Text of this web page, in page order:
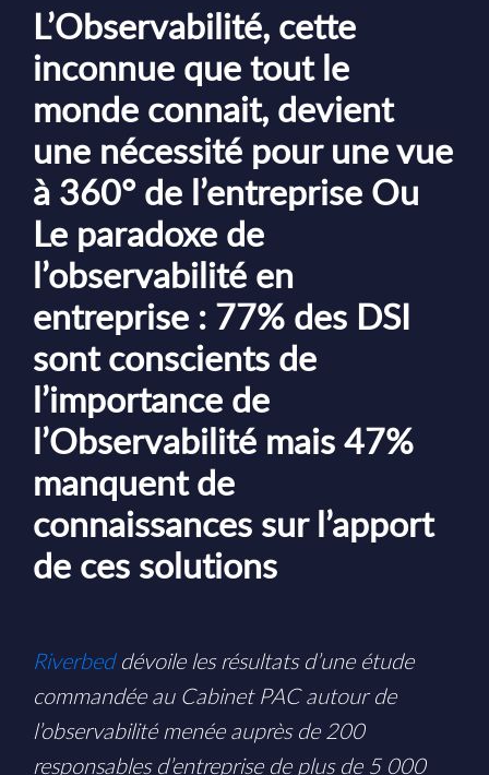
L’Observabilité, cette
inconnue que tout le
monde connait, devient
une nécessité pour une vue
à 360° de l’entreprise Ou
Le paradoxe de
l’observabilité en
entreprise : 77% des DSI
sont conscients de
l’importance de
l’Observabilité mais 47%
manquent de
connaissances sur l’apport
de ces solutions
Riverbeddévoile les résultats d’une étude
commandée au Cabinet PAC autour de
l’observabilité menée auprès de 200
responsables d’entreprise de plus de 5 000